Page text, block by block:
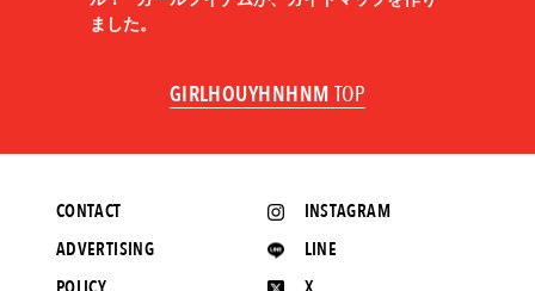
ました。
GIRLHOUYHNHNM TOP
INSTAGRAM
LINE
CONTACT
ADVERTISING